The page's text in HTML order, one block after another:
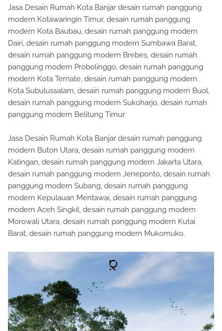
Jasa Desain Rumah Kota Banjar desain rumah panggung
modern Kotawaringin Timur, desain rumah panggung
modern Kota Baubau, desain rumah panggung modern
Dairi, desain rumah panggung modern Sumbawa Barat,
desain rumah panggung modern Brebes, desain rumah
panggung modern Probolinggo, desain rumah panggung
modern Kota Ternate, desain rumah panggung modern
Kota Subulussalam, desain rumah panggung modern Buol,
desain rumah panggung modern Sukoharjo, desain rumah
panggung modern Belitung Timur.
Jasa Desain Rumah Kota Banjar desain rumah panggung
modern Buton Utara, desain rumah panggung modern
Katingan, desain rumah panggung modern Jakarta Utara,
desain rumah panggung modern Jeneponto, desain rumah
panggung modern Subang, desain rumah panggung
modern Kepulauan Mentawai, desain rumah panggung
modern Aceh Singkil, desain rumah panggung modern
Morowali Utara, desain rumah panggung modern Kutai
Barat, desain rumah panggung modern Mukomuko.